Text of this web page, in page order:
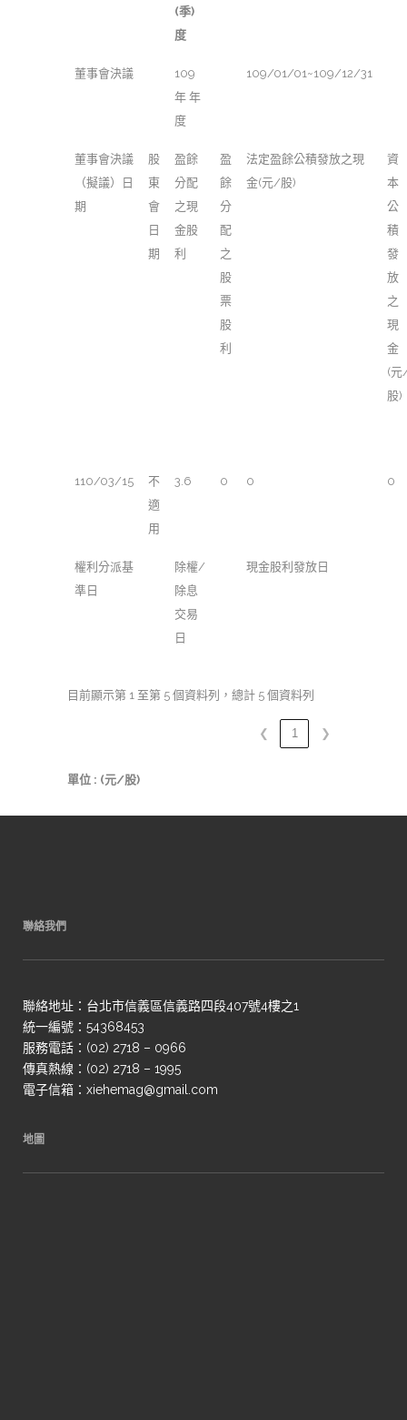
(季)
度
董事會決議
109
年 年
度
109/01/01~109/12/31
董事會決議
（擬議）日
期
股
東
會
日
期
盈餘
分配
之現
金股
利
盈
餘
分
配
之
股
票
股
利
法定盈餘公積發放之現
金(元/股)
資
本
公
積
發
放
之
現
金
(
股)
110/03/15
不
適
用
3.6 0 0 0
權利分派基
準日
除權/
除息
交易
日
現金股利發放日
目前顯示第 1 至第 5 個資料列，總計 5 個資料列
❮ 1 ❯
單位 : (元/股)
聯絡我們
聯絡地址：台北市信義區信義路四段407號4樓之1
統一編號：54368453
服務電話：(02) 2718 – 0966
傳真熱線：(02) 2718 – 1995
電子信箱：xiehemag@gmail.com
地圖